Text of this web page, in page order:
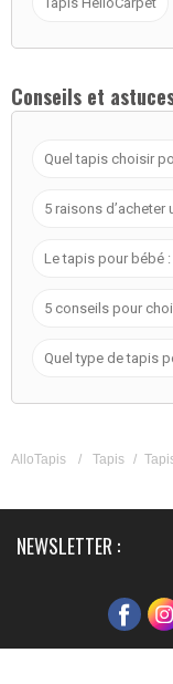
Conseils et
Quel tapis choisir
5 raisons
Le tapis pour bébé
5 conseils pour
Quel type de tapis
AlloTapis / Tapis /
NEWSLETTER :